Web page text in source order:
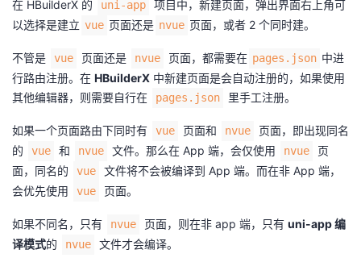
在 HBuilderX 的 uni-app
项目中，新建页面，弹出界面右上角可
以选择是建立 vue 页面还是 nvue 页面，或者 2 个同时建。
不管是 vue 页面还是 nvue 页面，都需要在 pages.json 中进
行路由注册。在 HBuilderX 中新建页面是会自动注册的，如果使用
其他编辑器，则需要自行在
pages.json 里手工注册。
如果一个页面路由下同时有 vue 页面和 nvue
页面，即出现同名
的
vue 和 nvue 文件。那么在 App 端，会仅使用 nvue
页
面，同名的
vue
文件将不会被编译到 App 端。而在非 App 端，
会优先使用
vue 页面。
如果不同名，只有 nvue 页面，则在非 app 端，只有 uni-app 编
译模式的 nvue 文件才会编译。